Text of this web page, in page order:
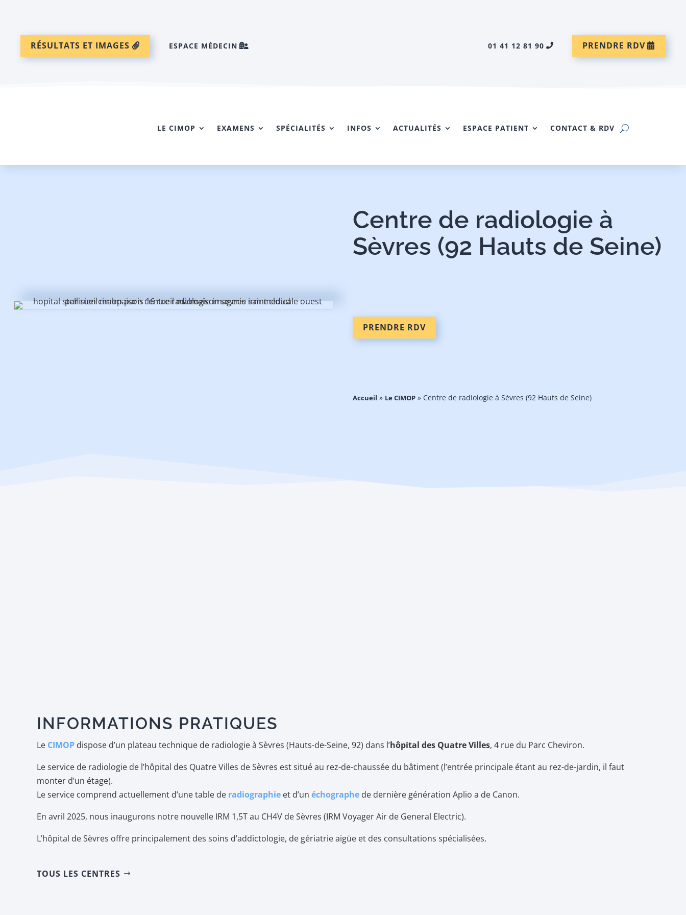
RÉSULTATS ET IMAGES ESPACE MÉDECIN 01 41 12 81 90 PRENDRE RDV
LE CIMOP EXAMENS SPÉCIALITÉS INFOS ACTUALITÉS ESPACE PATIENT CONTACT & RDV
Centre de radiologie à
Sèvres (92 Hauts de Seine)
PRENDRE RDV
Accueil » Le CIMOP » Centre de radiologie à Sèvres (92 Hauts de Seine)
INFORMATIONS PRATIQUES
Le CIMOP dispose d’un plateau technique de radiologie à Sèvres (Hauts-de-Seine, 92) dans l’hôpital des Quatre Villes, 4 rue du Parc Cheviron.
Le service de radiologie de l’hôpital des Quatre Villes de Sèvres est situé au rez-de-chaussée du bâtiment (l’entrée principale étant au rez-de-jardin, il faut
monter d’un étage).
Le service comprend actuellement d’une table de radiographie et d’un échographe de dernière génération Aplio a de Canon.
En avril 2025, nous inaugurons notre nouvelle IRM 1,5T au CH4V de Sèvres (IRM Voyager Air de General Electric).
L’hôpital de Sèvres offre principalement des soins d’addictologie, de gériatrie aigüe et des consultations spécialisées.
TOUS LES CENTRES